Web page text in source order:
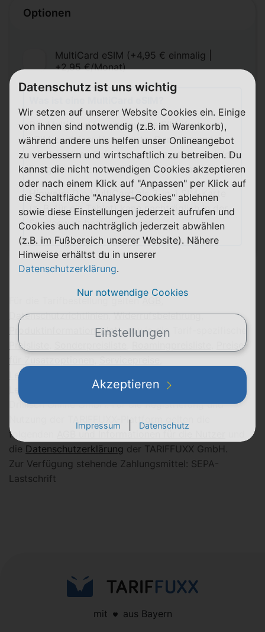
Optionen
MultiCard eSIM (+4,95 € einmalig |
+2,95 €/Monat)
Die MultiCard ist eine zweite SIM-Karte als
eSIM zu deiner Hauptkarte. Damit kannst du
mit derselben Rufnummer ein zweites mobiles
Endgerät nutzen (z. B. eine Smartwatch).
Hinweis:Die MultiCard als 3-in-1 SIM-Karte
(z. B. für ein Tablet) kann nachträglich in der
Servicewelt bestellt werden.
Für die Tarifbestellung geltenAGB ,
Datenschutzrichtlinien,Widerrufsbelehrung,
Produktinformationsblatt, sowie die Tarif-spezifische
Preisliste
Preise
Leistungsbeschreibung
Leistungsbeschreibung,Zahlungsbedingungen
Drillisch Online GmbH. Für die Registrierung und
Nutzung der TARIFFUXX-Plattform gelten die
folgenden
AGB und Informationen für die Nutzer
die Datenschutzerklärung der TARIFFUXX GmbH.
Zur Verfügung stehende Zahlungsmittel: SEPA-
Lastschrift
mit aus Bayern
Datenschutz ist uns wichtig
Wir setzen auf unserer Website Cookies ein. Einige
von ihnen sind notwendig (z.B. im Warenkorb),
während andere uns helfen unser Onlineangebot
zu verbessern und wirtschaftlich zu betreiben. Du
kannst die nicht notwendigen Cookies akzeptieren
oder nach einem Klick auf "Anpassen" per Klick auf
die Schaltfläche "Analyse-Cookies" ablehnen
sowie diese Einstellungen jederzeit aufrufen und
Cookies auch nachträglich jederzeit abwählen
(z.B. im Fußbereich unserer Website). Nähere
Hinweise erhältst du in unserer
Datenschutzerklärung.
Nur notwendige Cookies
Einstellungen
Akzeptieren
Impressum Datenschutz